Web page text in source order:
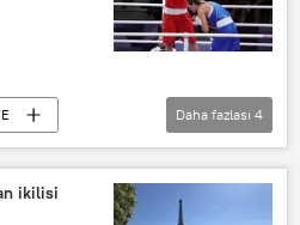
Daha fazlası 4
ikilisi